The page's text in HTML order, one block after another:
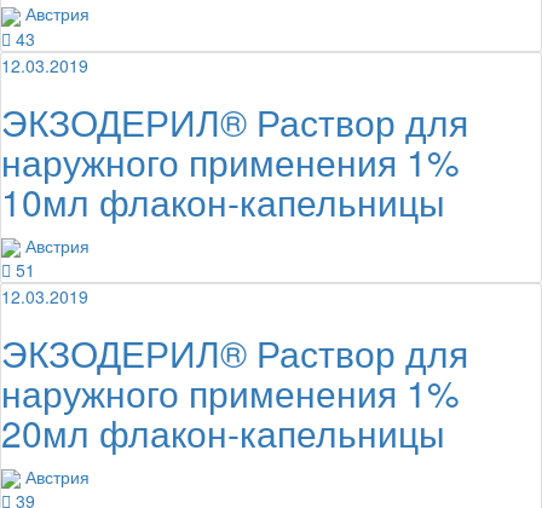
Австрия
43
12.03.2019
ЭКЗОДЕРИЛ® Раствор для
наружного применения 1%
10мл флакон-капельницы
Австрия
51
12.03.2019
ЭКЗОДЕРИЛ® Раствор для
наружного применения 1%
20мл флакон-капельницы
Австрия
39